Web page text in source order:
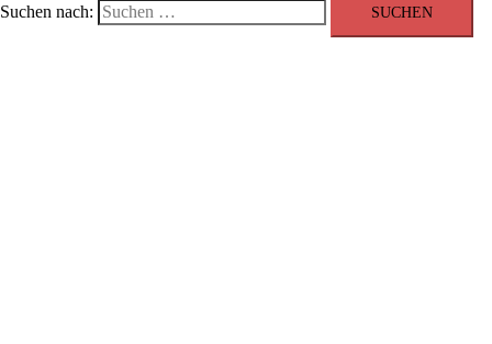
Suchen nach: